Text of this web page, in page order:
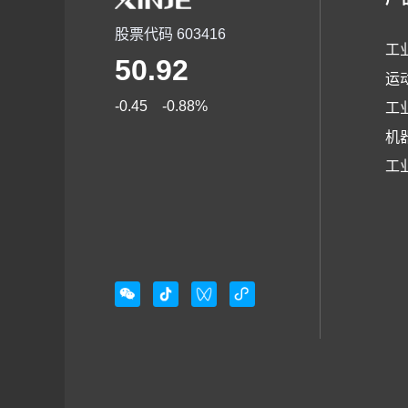
股票代码 603416
50.92
-0.45 -0.88%
工
运
工
机
工